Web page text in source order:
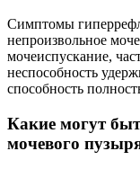
Симптомы
непроизвольное
мочеиспускание,
неспособность
способность
Какие могут
мочевого